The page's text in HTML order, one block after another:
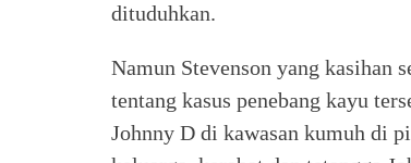
dituduhkan.
Namun Stevenson yang kasihan
tentang kasus penebang kayu
Johnny D di kawasan kumuh di